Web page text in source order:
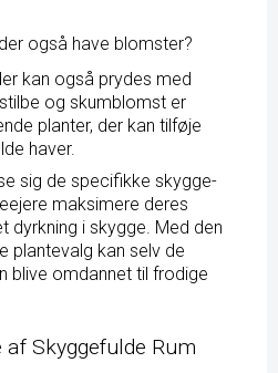
også have blomster?
kan også prydes med
og skumblomst er
planter, der kan tilføje
haver.
sig de specifikke skygge-
maksimere deres
dyrkning i skygge. Med den
plantevalg kan selv de
blive omdannet til frodige
af Skyggefulde Rum